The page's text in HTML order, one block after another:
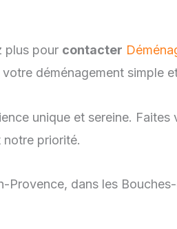
plus pour contacter
déménagement simple
unique et sereine.
notre priorité.
dans les